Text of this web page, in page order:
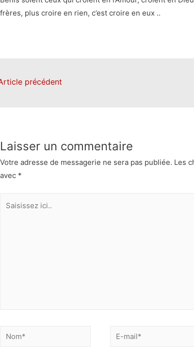
frères, plus croire en rien, c’est croire en eux ..
précédent
Laisser un commentaire
Votre adresse de messagerie ne sera pas publiée. Les
avec *
Nom*
E-